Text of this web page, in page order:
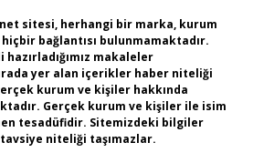
sitesi, herhangi bir marka, kurum
bağlantısı bulunmamaktadır.
makaleler
yer alan içerikler haber niteliği
kurum ve kişiler hakkında
Gerçek kurum ve kişiler ile isim
tesadüfidir. Sitemizdeki bilgiler
niteliği taşımazlar.